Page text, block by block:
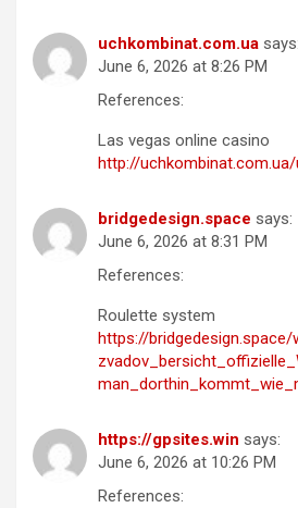
uchkombinat.com.ua says:
June 6, 2026 at 8:26 PM
References:
Las vegas online casino
http://
bridgedesign.space says:
June 6, 2026 at 8:31 PM
References:
Roulette system
https://
https://gpsites.win says:
June 6, 2026 at 10:26 PM
References: